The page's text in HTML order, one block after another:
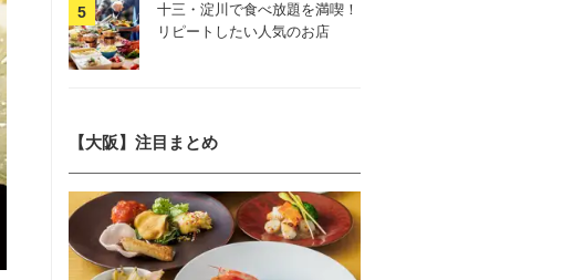
十三・淀川で食べ放題を満喫！
リピートしたい人気のお店
【大阪】注目まとめ